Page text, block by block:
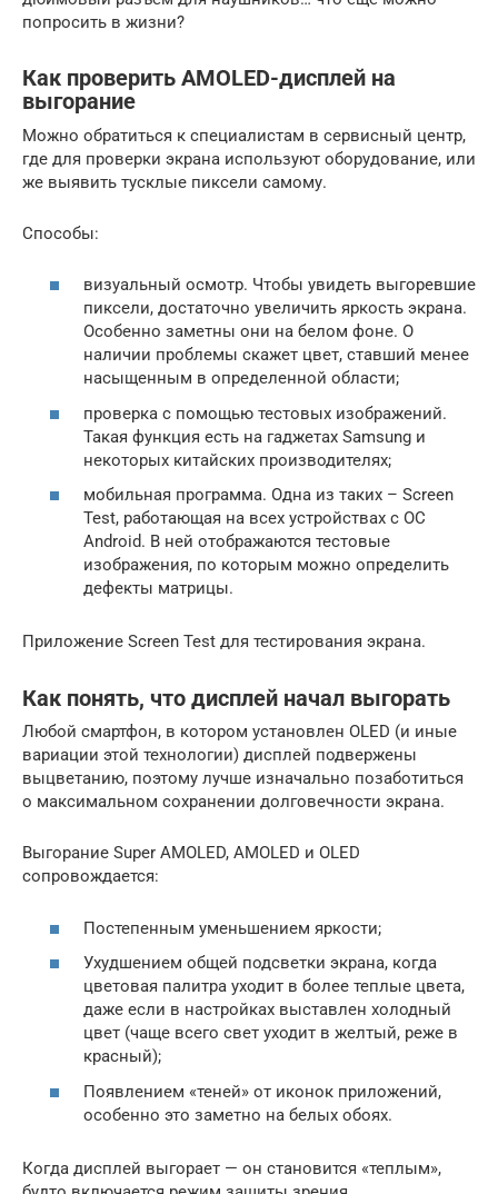
попросить в жизни?
Как проверить AMOLED-дисплей на
выгорание
Можно обратиться к специалистам в сервисный центр,
где для проверки экрана используют оборудование, или
же выявить тусклые пиксели самому.
Способы:
визуальный осмотр. Чтобы увидеть выгоревшие
пиксели, достаточно увеличить яркость экрана.
Особенно заметны они на белом фоне. О
наличии проблемы скажет цвет, ставший менее
насыщенным в определенной области;
проверка с помощью тестовых изображений.
Такая функция есть на гаджетах Samsung и
некоторых китайских производителях;
мобильная программа. Одна из таких – Screen
Test, работающая на всех устройствах с ОС
Android. В ней отображаются тестовые
изображения, по которым можно определить
дефекты матрицы.
Приложение Screen Test для тестирования экрана.
Как понять, что дисплей начал выгорать
Любой смартфон, в котором установлен OLED (и иные
вариации этой технологии) дисплей подвержены
выцветанию, поэтому лучше изначально позаботиться
о максимальном сохранении долговечности экрана.
Выгорание Super AMOLED, AMOLED и OLED
сопровождается:
Постепенным уменьшением яркости;
Ухудшением общей подсветки экрана, когда
цветовая палитра уходит в более теплые цвета,
даже если в настройках выставлен холодный
цвет (чаще всего свет уходит в желтый, реже в
красный);
Появлением «теней» от иконок приложений,
особенно это заметно на белых обоях.
Когда дисплей выгорает — он становится «теплым»,